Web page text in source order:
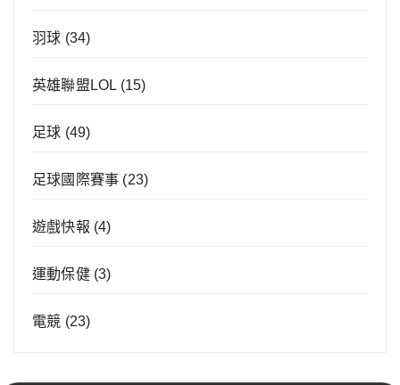
羽球 (34)
英雄聯盟LOL (15)
足球 (49)
足球國際賽事 (23)
遊戲快報 (4)
運動保健(3)
電競 (23)